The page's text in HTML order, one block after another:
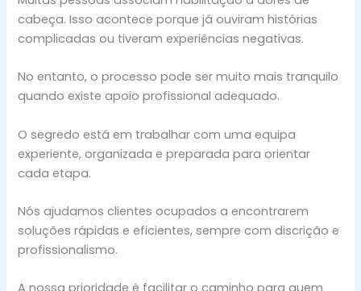
cabeça. Isso acontece porque já ouviram histórias
complicadas ou tiveram experiências negativas.
No entanto, o processo pode ser muito mais tranquilo
quando existe apoio profissional adequado.
O segredo está em trabalhar com uma equipa
experiente, organizada e preparada para orientar
cada etapa.
Nós ajudamos clientes ocupados a encontrarem
soluções rápidas e eficientes, sempre com discrição e
profissionalismo.